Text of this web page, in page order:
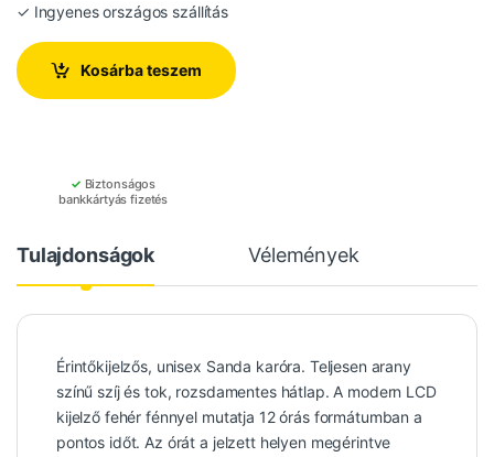
✓ Ingyenes országos szállítás
Kosárba teszem
✓ Biztonságos
bankkártyás fizetés
Tulajdonságok Vélemények
Érintőkijelzős, unisex Sanda karóra. Teljesen arany
színű szíj és tok, rozsdamentes hátlap. A modern LCD
kijelző fehér fénnyel mutatja 12 órás formátumban a
pontos időt. Az órát a jelzett helyen megérintve